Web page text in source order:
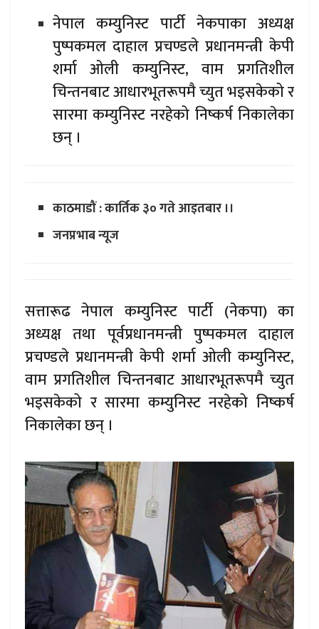
नेपाल कम्युनिस्ट पार्टी नेकपाका अध्यक्ष
पुष्पकमल दाहाल प्रचण्डले प्रधानमन्त्री केपी
शर्मा ओली कम्युनिस्ट, वाम प्रगतिशील
चिन्तनबाट आधारभूतरूपमै च्युत भइसकेको र
सारमा कम्युनिस्ट नरहेको निष्कर्ष निकालेका
छन् ।
काठमाडौं : कार्तिक ३० गते आइतबार ।।
जनप्रभाब न्यूज
सत्तारूढ नेपाल कम्युनिस्ट पार्टी (नेकपा) का
अध्यक्ष तथा पूर्वप्रधानमन्त्री पुष्पकमल दाहाल
प्रचण्डले प्रधानमन्त्री केपी शर्मा ओली कम्युनिस्ट,
वाम प्रगतिशील चिन्तनबाट आधारभूतरूपमै च्युत
भइसकेको र सारमा कम्युनिस्ट नरहेको निष्कर्ष
निकालेका छन् ।